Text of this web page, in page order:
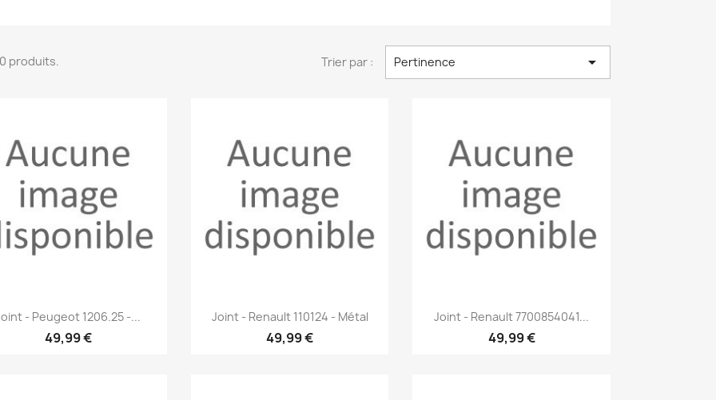
produits. Trier par : Pertinence 
Aperçu rapide
- Peugeot 1206.25 -...
49,99 €
Aperçu rapide
Joint - Renault 110124 - Métal
49,99 €
Aperçu rapide
Joint - Renault 7700854041...
49,99 €